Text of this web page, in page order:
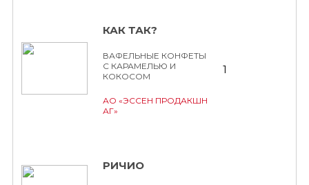
КАК ТАК?
ВАФЕЛЬНЫЕ КОНФЕТЫ
С КАРАМЕЛЬЮ И
КОКОСОМ
АО «ЭССЕН ПРОДАКШН
АГ»
1
РИЧИО